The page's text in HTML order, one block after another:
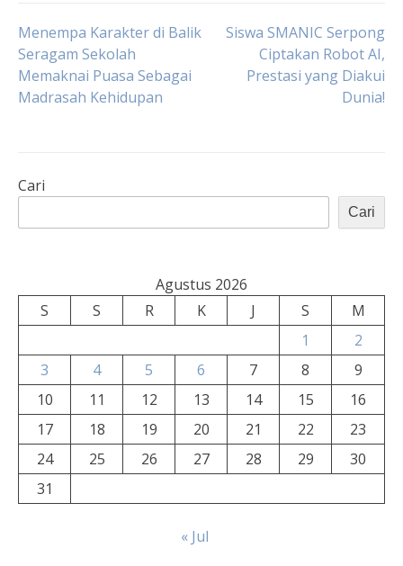
Navigasi
pos
Menempa Karakter di Balik
Seragam Sekolah
Memaknai Puasa Sebagai
Madrasah Kehidupan
Siswa SMANIC Serpong
Ciptakan Robot AI,
Prestasi yang Diakui
Dunia!
Cari
Cari
Agustus 2026
S
S R K J S
M
1
2
3
4 5 6 7 8
9
10
11 12 13 14 15
16
17
18 19 20 21 22
23
24
25 26 27 28 29
30
31
« Jul